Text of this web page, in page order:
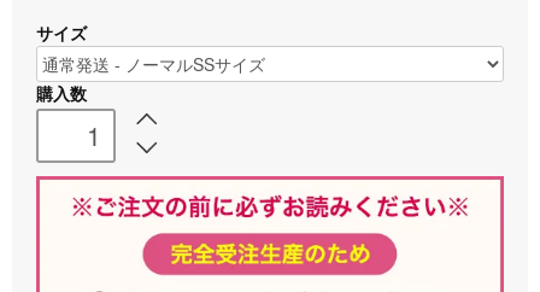
サイズ
購入数